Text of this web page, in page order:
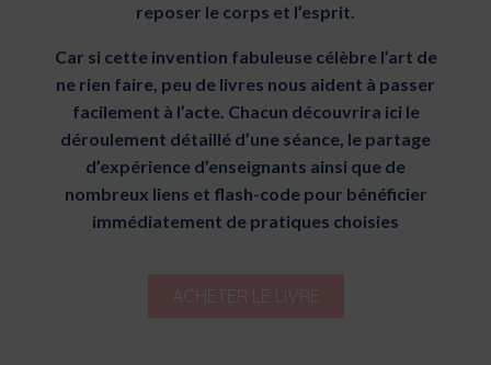
reposer le corps et l’esprit.
Car si cette invention fabuleuse célèbre l’art de
ne rien faire, peu de livres nous aident à passer
facilement à l’acte. Chacun découvrira ici le
déroulement détaillé d’une séance, le partage
d’expérience d’enseignants ainsi que de
nombreux liens et flash-code pour bénéficier
immédiatement de pratiques choisies
ACHETER LE LIVRE